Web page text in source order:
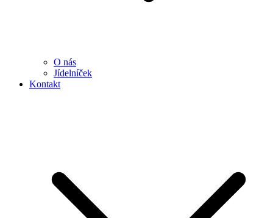
O nás
Jídelníček
Kontakt